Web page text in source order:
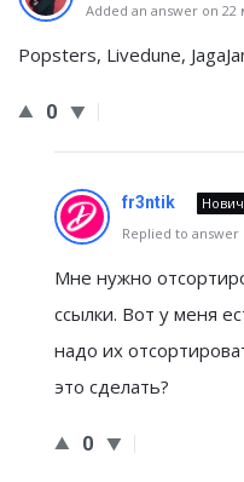
Added an answer on 22
Popsters, Livedune,
0
fr3ntik
Replied to answer
Мне нужно
ссылки. Вот у меня
надо их
это сделать?
0